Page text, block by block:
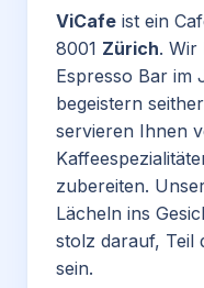
ViCafe ist ein
8001 Zürich. Wir
Espresso Bar im
begeistern
servieren Ihnen
zubereiten.
Lächeln ins
stolz darauf, Teil
sein.